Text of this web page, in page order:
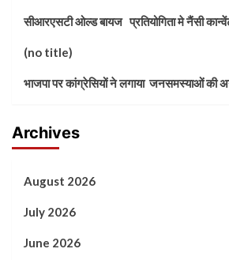
सीआरएसटी ओल्ड बायज प्रतियोगिता मे नैंसी
(no title)
भाजपा पर कांग्रेसियों ने लगाया जनसमस्याओं की
Archives
August 2026
July 2026
June 2026